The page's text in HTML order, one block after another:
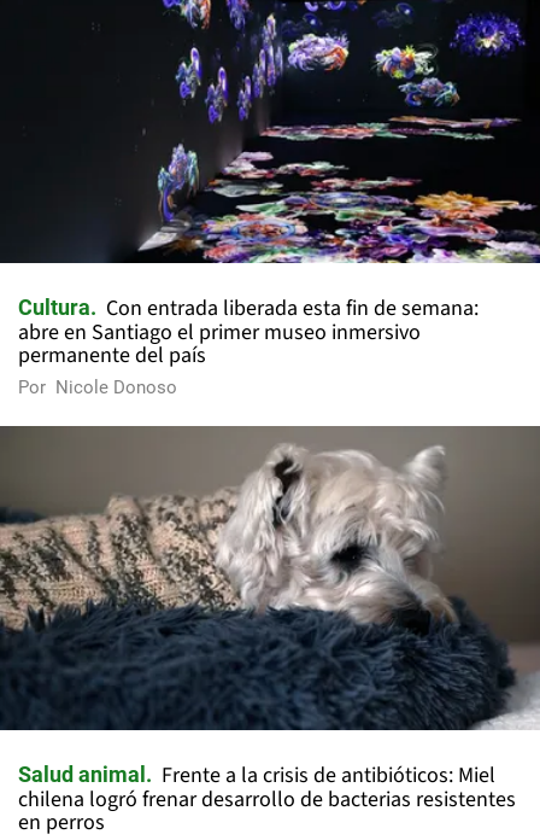
Cultura
Con entrada liberada esta fin de semana:
abre en Santiago el primer museo inmersivo
permanente del país
Por Nicole Donoso
Salud animal
Frente a la crisis de antibióticos: Miel
chilena logró frenar desarrollo de bacterias resistentes
en perros